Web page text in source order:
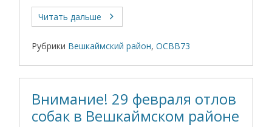
Читать дальше
Рубрики Вешкаймский район,ОСВВ73
Внимание! 29 февраля отлов
собак в Вешкаймском районе